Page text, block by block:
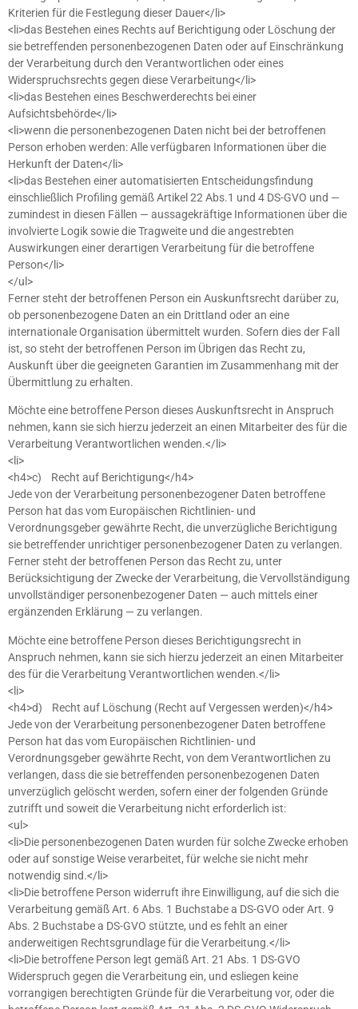
Kriterien für die Festlegung dieser Dauer</li>
<li>das Bestehen eines Rechts auf Berichtigung oder Löschung der
sie betreffenden personenbezogenen Daten oder auf Einschränkung
der Verarbeitung durch den Verantwortlichen oder eines
Widerspruchsrechts gegen diese Verarbeitung</li>
<li>das Bestehen eines Beschwerderechts bei einer
Aufsichtsbehörde</li>
<li>wenn die personenbezogenen Daten nicht bei der betroffenen
Person erhoben werden: Alle verfügbaren Informationen über die
Herkunft der Daten</li>
<li>das Bestehen einer automatisierten Entscheidungsfindung
einschließlich Profiling gemäß Artikel 22 Abs.1 und 4 DS-GVO und —
zumindest in diesen Fällen — aussagekräftige Informationen über die
involvierte Logik sowie die Tragweite und die angestrebten
Auswirkungen einer derartigen Verarbeitung für die betroffene
Person</li>
</ul>
Ferner steht der betroffenen Person ein Auskunftsrecht darüber zu,
ob personenbezogene Daten an ein Drittland oder an eine
internationale Organisation übermittelt wurden. Sofern dies der Fall
ist, so steht der betroffenen Person im Übrigen das Recht zu,
Auskunft über die geeigneten Garantien im Zusammenhang mit der
Übermittlung zu erhalten.
Möchte eine betroffene Person dieses Auskunftsrecht in Anspruch
nehmen, kann sie sich hierzu jederzeit an einen Mitarbeiter des für die
Verarbeitung Verantwortlichen wenden.</li>
<li>
<h4>c) Recht auf Berichtigung</h4>
Jede von der Verarbeitung personenbezogener Daten betroffene
Person hat das vom Europäischen Richtlinien- und
Verordnungsgeber gewährte Recht, die unverzügliche Berichtigung
sie betreffender unrichtiger personenbezogener Daten zu verlangen.
Ferner steht der betroffenen Person das Recht zu, unter
Berücksichtigung der Zwecke der Verarbeitung, die Vervollständigung
unvollständiger personenbezogener Daten — auch mittels einer
ergänzenden Erklärung — zu verlangen.
Möchte eine betroffene Person dieses Berichtigungsrecht in
Anspruch nehmen, kann sie sich hierzu jederzeit an einen Mitarbeiter
des für die Verarbeitung Verantwortlichen wenden.</li>
<li>
<h4>d) Recht auf Löschung (Recht auf Vergessen werden)</h4>
Jede von der Verarbeitung personenbezogener Daten betroffene
Person hat das vom Europäischen Richtlinien- und
Verordnungsgeber gewährte Recht, von dem Verantwortlichen zu
verlangen, dass die sie betreffenden personenbezogenen Daten
unverzüglich gelöscht werden, sofern einer der folgenden Gründe
zutrifft und soweit die Verarbeitung nicht erforderlich ist:
<ul>
<li>Die personenbezogenen Daten wurden für solche Zwecke erhoben
oder auf sonstige Weise verarbeitet, für welche sie nicht mehr
notwendig sind.</li>
<li>Die betroffene Person widerruft ihre Einwilligung, auf die sich die
Verarbeitung gemäß Art. 6 Abs. 1 Buchstabe a DS-GVO oder Art. 9
Abs. 2 Buchstabe a DS-GVO stützte, und es fehlt an einer
anderweitigen Rechtsgrundlage für die Verarbeitung.</li>
<li>Die betroffene Person legt gemäß Art. 21 Abs. 1 DS-GVO
Widerspruch gegen die Verarbeitung ein, und esliegen keine
vorrangigen berechtigten Gründe für die Verarbeitung vor, oder die